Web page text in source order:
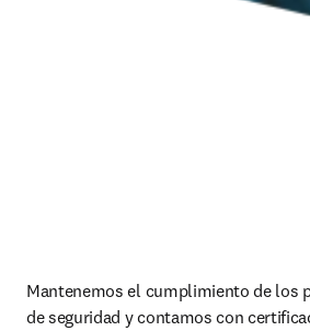
Mantenemos el cumplimiento de los
de seguridad y contamos con